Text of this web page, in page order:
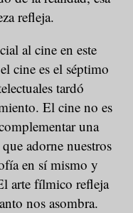
refleja.
al cine en este
cine es el séptimo
tardó
El cine no es
una
adorne nuestros
en sí mismo y
arte fílmico refleja
nos asombra.